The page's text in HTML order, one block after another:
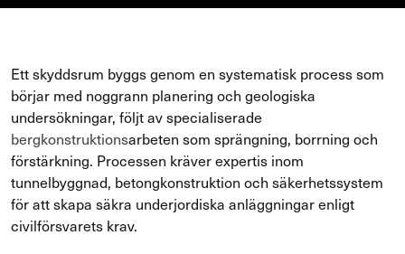
Ett skyddsrum byggs genom en systematisk process som
börjar med noggrann planering och geologiska
undersökningar, följt av specialiserade
bergkonstruktionsarbeten som sprängning, borrning och
förstärkning. Processen kräver expertis inom
tunnelbyggnad, betongkonstruktion och säkerhetssystem
för att skapa säkra underjordiska anläggningar enligt
civilförsvarets krav.